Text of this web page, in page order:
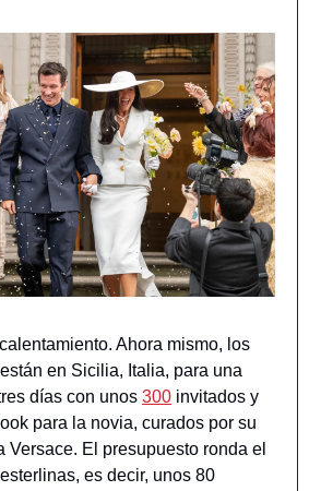
Ahora mismo, los
en Sicilia, Italia, para una
días con unos 300 invitados y
para la novia, curados por su
Versace. El presupuesto ronda el
es decir, unos 80